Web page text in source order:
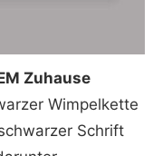
Zuhause
Wimpelkette
Schrift